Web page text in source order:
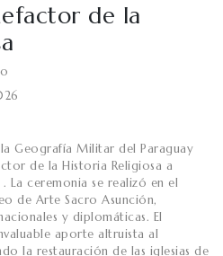
de la
Geografía Militar del Paraguay
de la Historia Religiosa a
ceremonia se realizó en el
de Arte Sacro Asunción,
y diplomáticas. El
aporte altruista al
la restauración de las iglesias de